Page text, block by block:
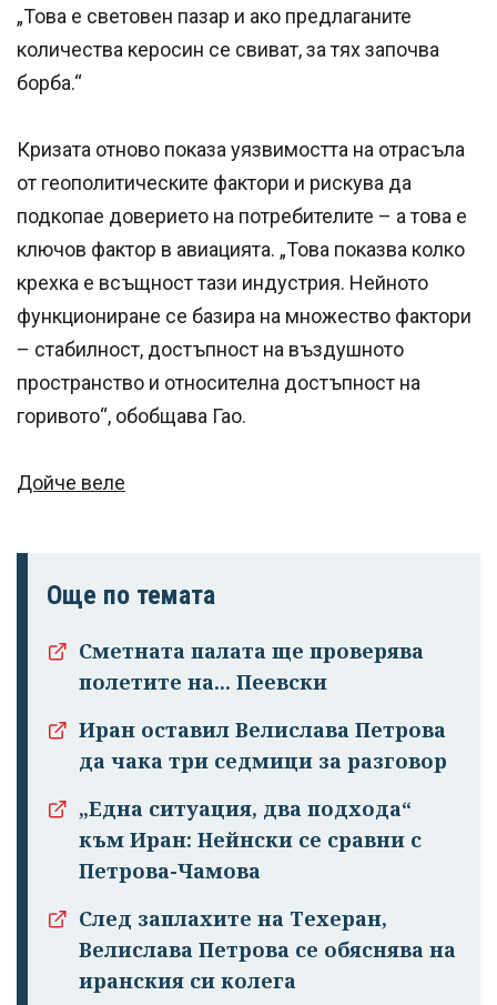
„Това е световен пазар и ако предлаганите
количества керосин се свиват, за тях започва
борба.“
Кризата отново показа уязвимостта на отрасъла
от геополитическите фактори и рискува да
подкопае доверието на потребителите – а това е
ключов фактор в авиацията. „Това показва колко
крехка е всъщност тази индустрия. Нейното
функциониране се базира на множество фактори
– стабилност, достъпност на въздушното
пространство и относителна достъпност на
горивото“, обобщава Гао.
Дойче веле
Още по темата
Сметната палата ще проверява
полетите на... Пеевски
Иран оставил Велислава Петрова
да чака три седмици за разговор
„Eдна ситуация, два подхода“
към Иран: Нейнски се сравни с
Петрова-Чамова
След заплахите на Техеран,
Велислава Петрова се обяснява на
иранския си колега